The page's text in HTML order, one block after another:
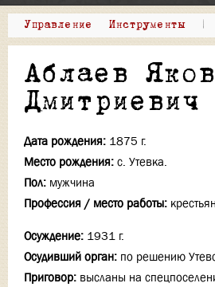
Управление Инструменты |
Аблаев Яков
Дата рождения: 1875 г.
Место рождения: с. Утевка.
Пол: мужчина
Профессия / место работы:
Осуждение: 1931 г.
Осудивший орган: по решению
Приговор: высланы на